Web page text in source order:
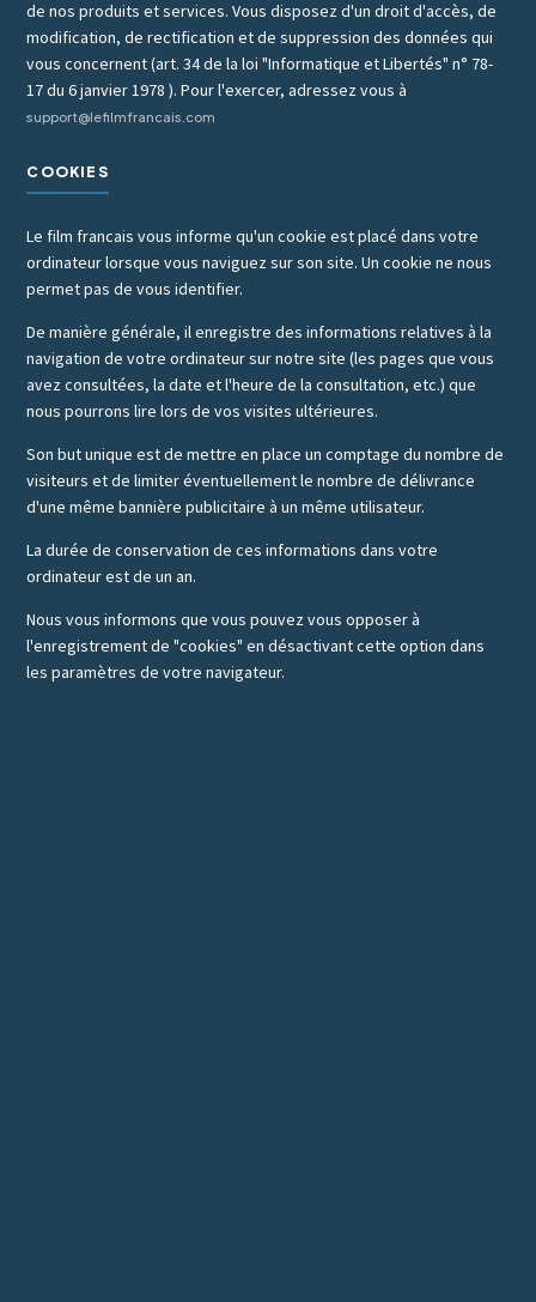
de nos produits et services. Vous disposez d'un droit d'accès, de
modification, de rectification et de suppression des données qui
vous concernent (art. 34 de la loi "Informatique et Libertés" n° 78-
17 du 6 janvier 1978 ). Pour l'exercer, adressez vous à
support@lefilmfrancais.com
COOKIES
Le film francais vous informe qu'un cookie est placé dans votre
ordinateur lorsque vous naviguez sur son site. Un cookie ne nous
permet pas de vous identifier.
De manière générale, il enregistre des informations relatives à la
navigation de votre ordinateur sur notre site (les pages que vous
avez consultées, la date et l'heure de la consultation, etc.) que
nous pourrons lire lors de vos visites ultérieures.
Son but unique est de mettre en place un comptage du nombre de
visiteurs et de limiter éventuellement le nombre de délivrance
d'une même bannière publicitaire à un même utilisateur.
La durée de conservation de ces informations dans votre
ordinateur est de un an.
Nous vous informons que vous pouvez vous opposer à
l'enregistrement de "cookies" en désactivant cette option dans
les paramètres de votre navigateur.